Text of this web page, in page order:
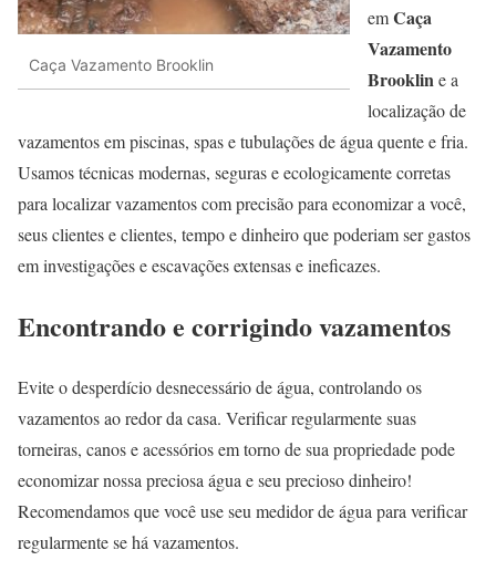
Caça Vazamento Brooklin
emCaça
Vazamento
Brookline a
localização de
vazamentos em piscinas, spas e tubulações de água quente e fria.
Usamos técnicas modernas, seguras e ecologicamente corretas
para localizar vazamentos com precisão para economizar a você,
seus clientes e clientes, tempo e dinheiro que poderiam ser gastos
em investigações e escavações extensas e ineficazes.
Encontrando e corrigindo vazamentos
Evite o desperdício desnecessário de água, controlando os
vazamentos ao redor da casa. Verificar regularmente suas
torneiras, canos e acessórios em torno de sua propriedade pode
economizar nossa preciosa água e seu precioso dinheiro!
Recomendamos que você use seu medidor de água para verificar
regularmente se há vazamentos.